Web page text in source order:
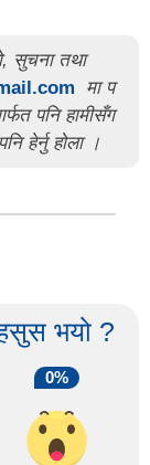
सुचना तथा
मा प
पनि हामीसँग
हेर्नु होला ।
भयो ?
0%